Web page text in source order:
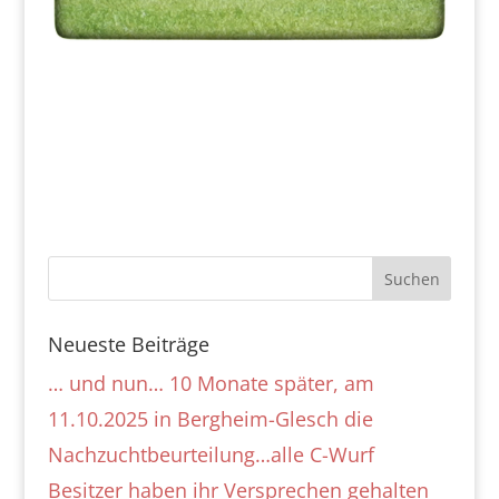
Neueste Beiträge
… und nun… 10 Monate später, am
11.10.2025 in Bergheim-Glesch die
Nachzuchtbeurteilung…alle C-Wurf
Besitzer haben ihr Versprechen gehalten